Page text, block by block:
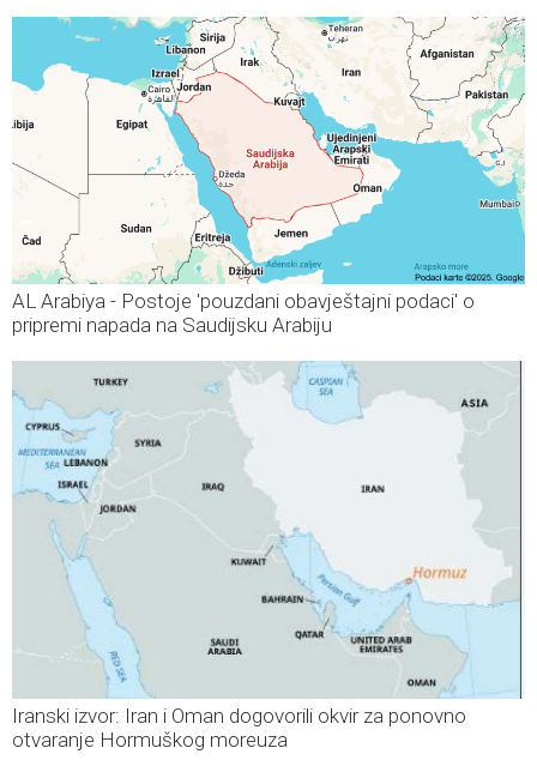
AL Arabiya - Postoje 'pouzdani obavještajni podaci' o
pripremi napada na Saudijsku Arabiju
Iranski izvor: Iran i Oman dogovorili okvir za ponovno
otvaranje Hormuškog moreuza